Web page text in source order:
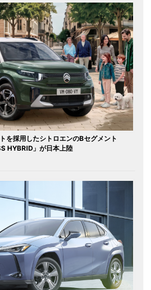
を採用したシトロエンのBセグメント
HYBRID」が日本上陸